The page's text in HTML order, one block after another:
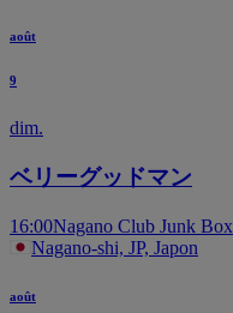
août
9
dim.
ベリーグッドマン
16:00Nagano Club Junk Box
Nagano-shi, JP, Japon
août